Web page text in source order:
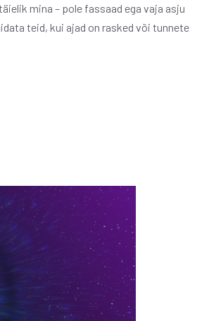
mina – pole fassaad ega vaja asju
teid, kui ajad on rasked või tunnete